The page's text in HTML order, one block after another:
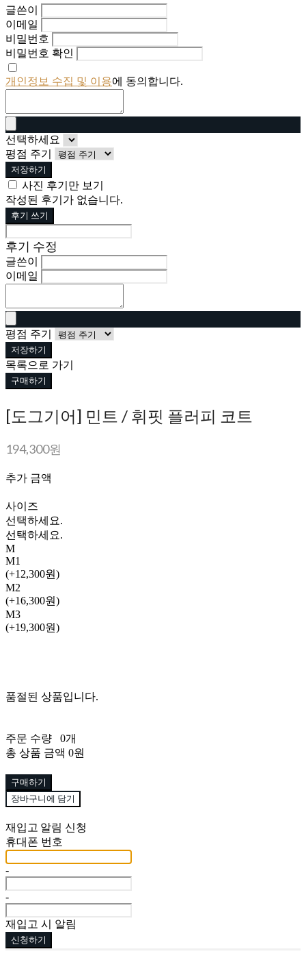
글쓴이
이메일
비밀번호
비밀번호 확인
개인정보 수집 및 이용에 동의합니다.
선택하세요
평점 주기
저장하기
사진 후기만 보기
작성된 후기가 없습니다.
후기 쓰기
후기 수정
글쓴이
이메일
평점 주기
저장하기
목록으로 가기
구매하기
[도그기어] 민트 / 휘핏 플러피 코트
194,300원
추가 금액
사이즈
선택하세요.
선택하세요.
M
M1
(+12,300원)
M2
(+16,300원)
M3
(+19,300원)
품절된 상품입니다.
주문 수량
0개
총 상품 금액 0원
구매하기
장바구니에 담기
재입고 알림 신청
휴대폰 번호
-
-
재입고 시 알림
신청하기